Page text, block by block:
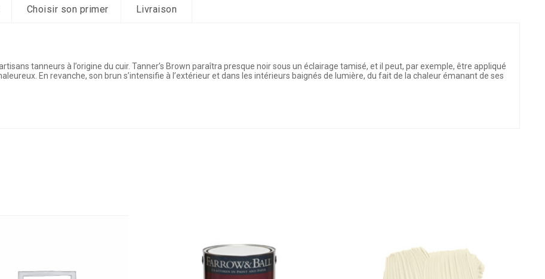
Choisir son primer Livraison
tanneurs à l’origine du cuir. Tanner’s Brown paraîtra presque noir sous un éclairage tamisé, et il peut, par exemple, être appliqué
En revanche, son brun s’intensifie à l’extérieur et dans les intérieurs baignés de lumière, du fait de la chaleur émanant de ses